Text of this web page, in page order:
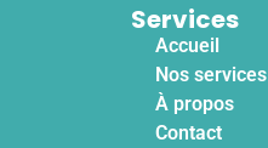
Services
Accueil
Nos services
À propos
Contact